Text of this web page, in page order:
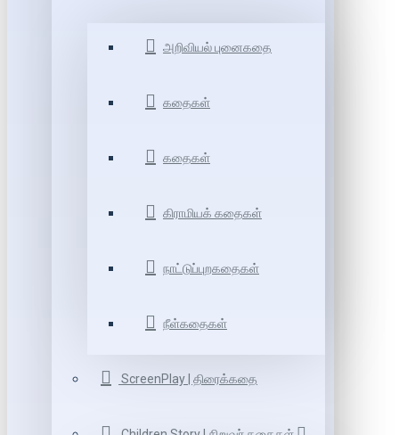
அறிவியல் புனைகதை
கதைகள்
கதைகள்
கிராமியக் கதைகள்
நாட்டுப்புறகதைகள்
நீள்கதைகள்
ScreenPlay | திரைக்கதை